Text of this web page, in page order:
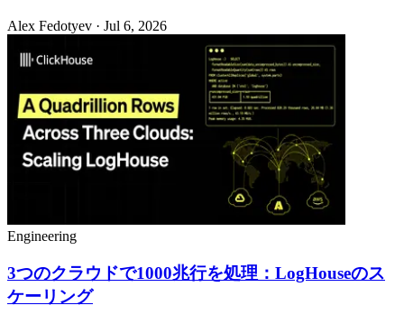
Alex Fedotyev · Jul 6, 2026
Engineering
3つのクラウドで1000兆行を処理：LogHouseのス
ケーリング